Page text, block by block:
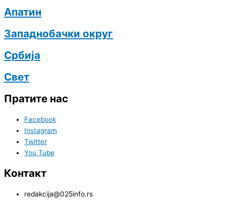
Апатин
Западнобачки округ
Србија
Свет
Пратите нас
Facebook
Instagram
Twitter
You Tube
Контакт
redakcija@025info.rs